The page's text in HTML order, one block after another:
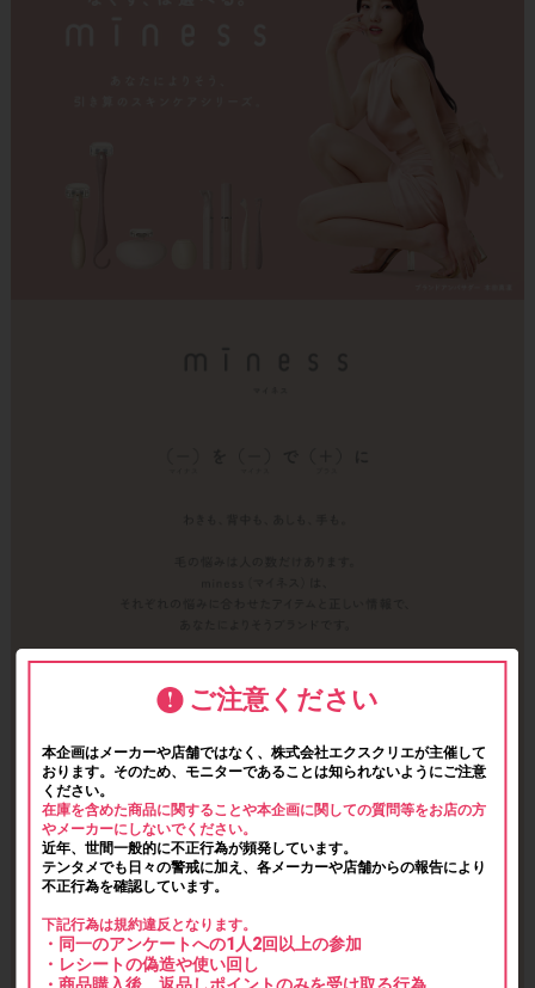
ご注意ください
本企画はメーカーや店舗ではなく、株式会社エクスクリエが主催して
おります。そのため、モニターであることは知られないようにご注意
ください。
在庫を含めた商品に関することや本企画に関しての質問等をお店の方
やメーカーにしないでください。
近年、世間一般的に不正行為が頻発しています。
テンタメでも日々の警戒に加え、各メーカーや店舗からの報告により
不正行為を確認しています。
下記行為は規約違反となります。
・同一のアンケートへの1人2回以上の参加
・レシートの偽造や使い回し
・商品購入後、返品しポイントのみを受け取る行為